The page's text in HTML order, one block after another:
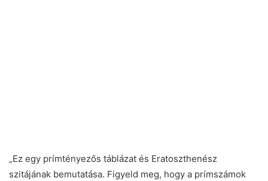
„Ez egy prímtényezős táblázat és Eratoszthenész
szitájának bemutatása. Figyeld meg, hogy a prímszámok